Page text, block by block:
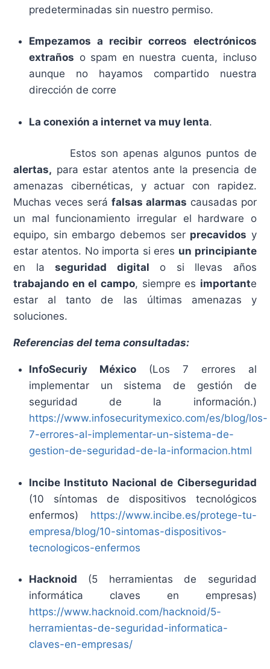
predeterminadas sin nuestro permiso.
Empezamos a recibir correos electrónicos
extraños o spam en nuestra cuenta, incluso
aunque no hayamos compartido nuestra
dirección de corre
La conexión a internet va muy lenta.
Estos son apenas algunos puntos de
alertas, para estar atentos ante la presencia de
amenazas cibernéticas, y actuar con rapidez.
Muchas veces será falsas alarmas causadas por
un mal funcionamiento irregular el hardware o
equipo, sin embargo debemos ser precavidos y
estar atentos. No importa si eres un principiante
en laseguridad digital o si llevas años
trabajando en el campo, siempre es importante
estar al tanto de las últimas amenazas y
soluciones.
Referencias del tema consultadas:
InfoSecuriy México(Los 7 errores al
implementar un sistema de gestión de
seguridad de la información.)
https://www.infosecuritymexico.com/es/blog/los-
7-errores-al-implementar-un-sistema-de-
gestion-de-seguridad-de-la-informacion.html
Incibe Instituto Nacional de Ciberseguridad
(10 síntomas de dispositivos tecnológicos
enfermos) https://www.incibe.es/protege-tu-
empresa/blog/10-sintomas-dispositivos-
tecnologicos-enfermos
Hacknoid (5 herramientas de seguridad
informática claves en empresas)
https://www.hacknoid.com/hacknoid/5-
herramientas-de-seguridad-informatica-
claves-en-empresas/